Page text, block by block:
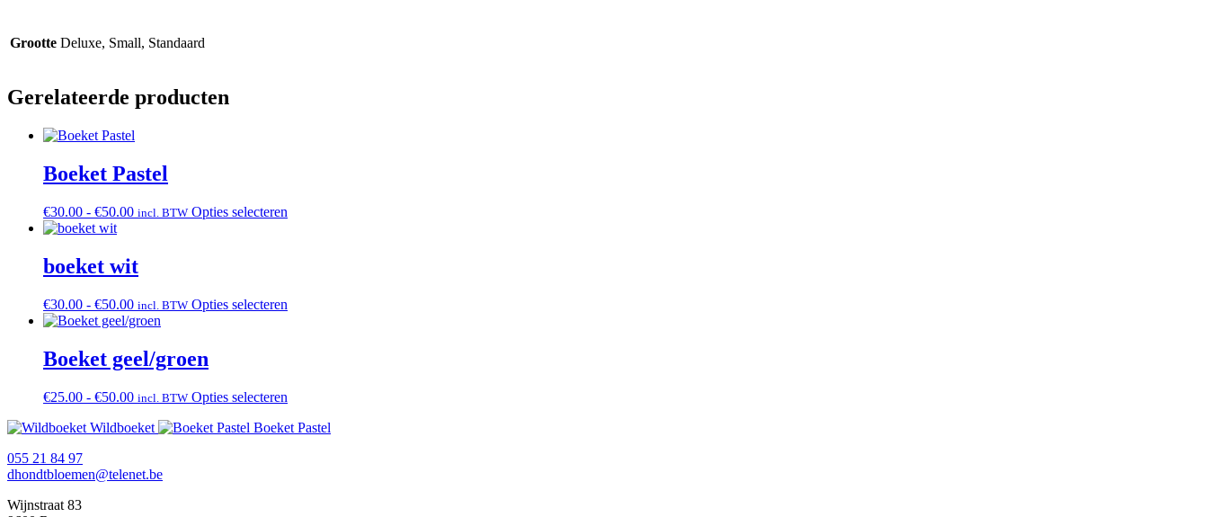
Grootte Deluxe, Small, Standaard
Gerelateerde producten
Boeket Pastel
€30.00 - €50.00Prijsklasse:
€50.00
incl. BTW Opties selecteren
optie
productpagina
boeket wit
€30.00 - €50.00Prijsklasse:
€30.00
€50.00
incl. BTW Opties selecteren
optie
gekozen
Boeket geel/groen
€25.00 - €50.00Prijsklasse:
tot
incl. BTW Opties selecteren
heeft
Wildboeket
Boeket Pastel
055 21 84 97
dhondtbloemen@telenet.be
Wijnstraat 83